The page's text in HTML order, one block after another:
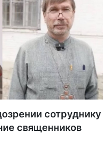
сотруднику
священников